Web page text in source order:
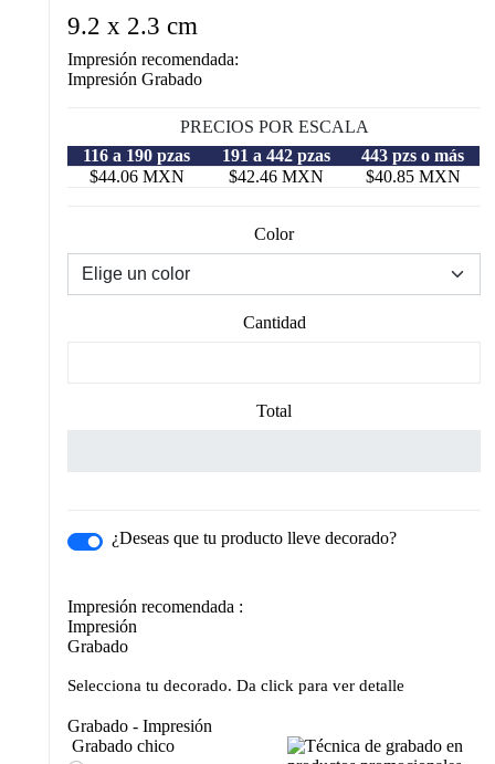
9.2 x 2.3 cm
Impresión recomendada:
Impresión Grabado
PRECIOS POR ESCALA
116 a 190 pzas
191 a 442 pzas
443 pzs o más
$44.06 MXN
$42.46 MXN $40.85 MXN
Color
Cantidad
Total
¿Deseas que tu producto lleve decorado?
Impresión recomendada :
Impresión
Grabado
Selecciona tu decorado. Da click para ver detalle
Grabado - Impresión
Grabado chico